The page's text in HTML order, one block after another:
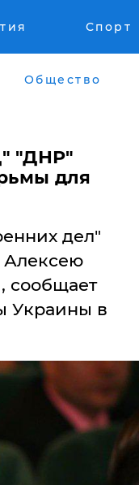
Спорт
Общество
"ДНР"
для
дел"
Алексею
сообщает
Украины в